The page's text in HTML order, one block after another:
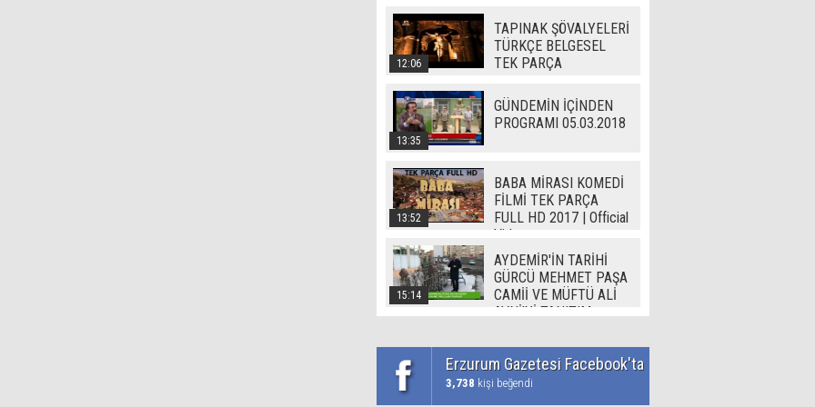
12:06
TAPINAK ŞÖVALYELERİ
TÜRKÇE BELGESEL
TEK PARÇA
13:35
GÜNDEMİN İÇİNDEN
PROGRAMI 05.03.2018
13:52
BABA MİRASI KOMEDİ
FİLMİ TEK PARÇA
FULL HD 2017 | Official
Video
15:14
AYDEMİR'İN TARİHİ
GÜRCÜ MEHMET PAŞA
CAMİİ VE MÜFTÜ ALİ
AVNİ'Yİ TANITIM
Erzurum Gazetesi Facebook'ta
3,738 kişi beğendi